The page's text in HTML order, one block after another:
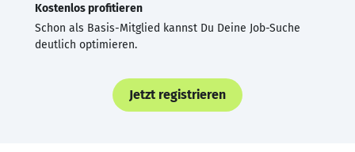
Kostenlos profitieren
Schon als Basis-Mitglied kannst Du Deine Job-Suche
deutlich optimieren.
Jetzt registrieren